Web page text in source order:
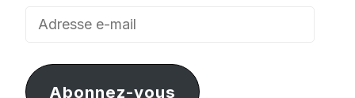
Adresse
mail
Abonnez-vous